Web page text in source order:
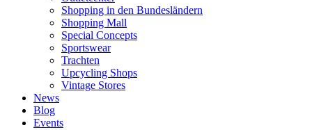
Shopping in den Bundesländern
Shopping Mall
Special Concepts
Sportswear
Trachten
Upcycling Shops
Vintage Stores
News
Blog
Events